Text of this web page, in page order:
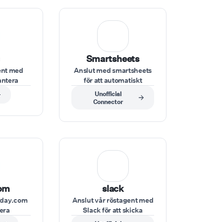
med
Smartsheets
Anslut med smartsheets
för att automatiskt
uppdatera eller hämta
data under samtal, till
kontrollera
uppdatera
projektinformation.
Unofficial
Connector
slack
Anslut vår röstagent med
Slack för att skicka
meddelanden, avisera